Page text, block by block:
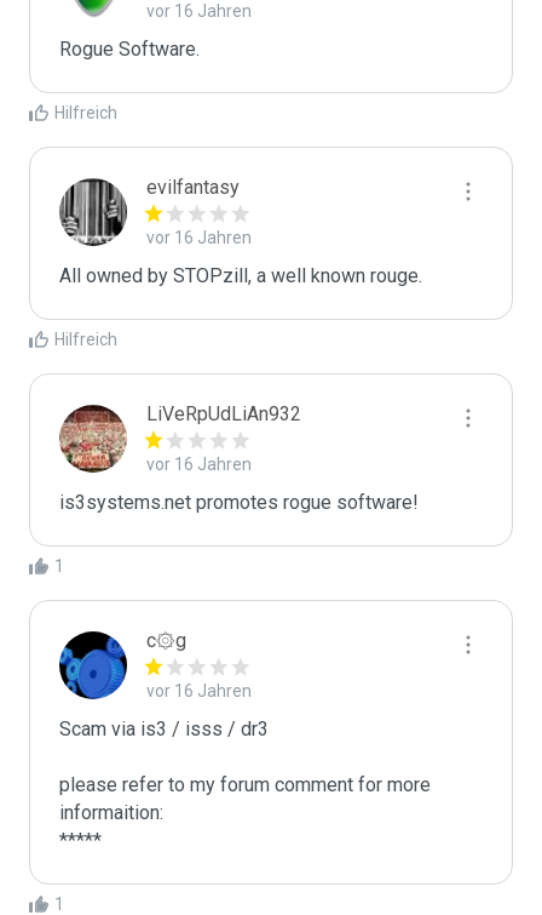
vor 16 Jahren
Rogue Software.
Hilfreich
evilfantasy
vor 16 Jahren
All owned by STOPzill, a well known rouge.
Hilfreich
LiVeRpUdLiAn932
vor 16 Jahren
is3systems.net promotes rogue software!
1
c۞g
vor 16 Jahren
Scam via is3 / isss / dr3
please refer to my forum comment for more
informaition:
*****
1